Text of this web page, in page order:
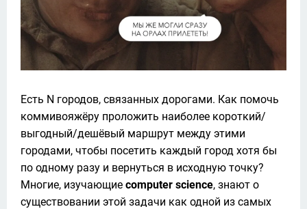
Есть N городов, связанных дорогами. Как помочь
коммивояжёру проложить наиболее короткий/
выгодный/дешёвый маршрут между этими
городами, чтобы посетить каждый город хотя бы
по одному разу и вернуться в исходную точку?
Многие, изучающие computer science, знают о
существовании этой задачи как одной из самых